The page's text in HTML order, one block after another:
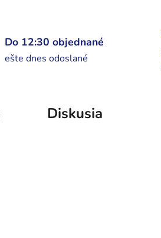
Do 12:30 objednané
ešte dnes odoslané
Diskusia